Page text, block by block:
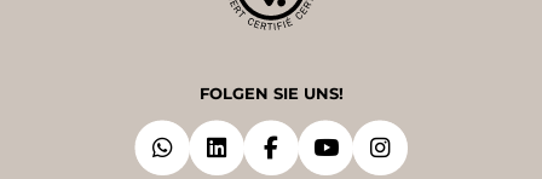
FOLGEN SIE UNS!